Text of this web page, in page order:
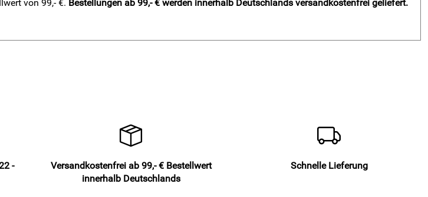
von 99,- €. Bestellungen ab 99,- € werden innerhalb Deutschlands versandkostenfrei geliefert.
-
Versandkostenfrei ab 99,- € Bestellwert
innerhalb Deutschlands
Schnelle Lieferung